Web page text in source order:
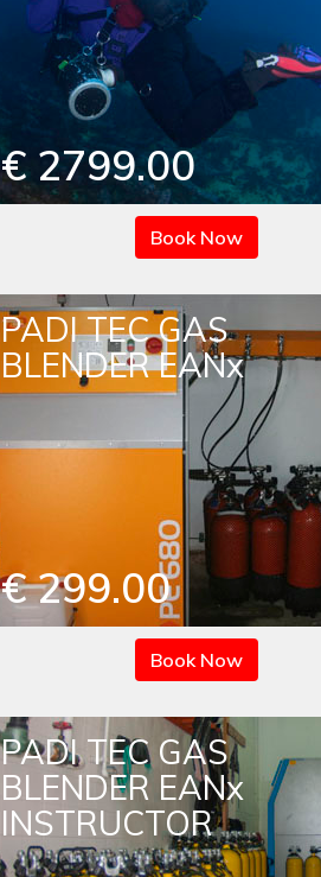
€ 2799.00
Book Now
PADI TEC GAS
BLENDER EANx
€ 299.00
Book Now
PADI TEC GAS
BLENDER EANx
INSTRUCTOR